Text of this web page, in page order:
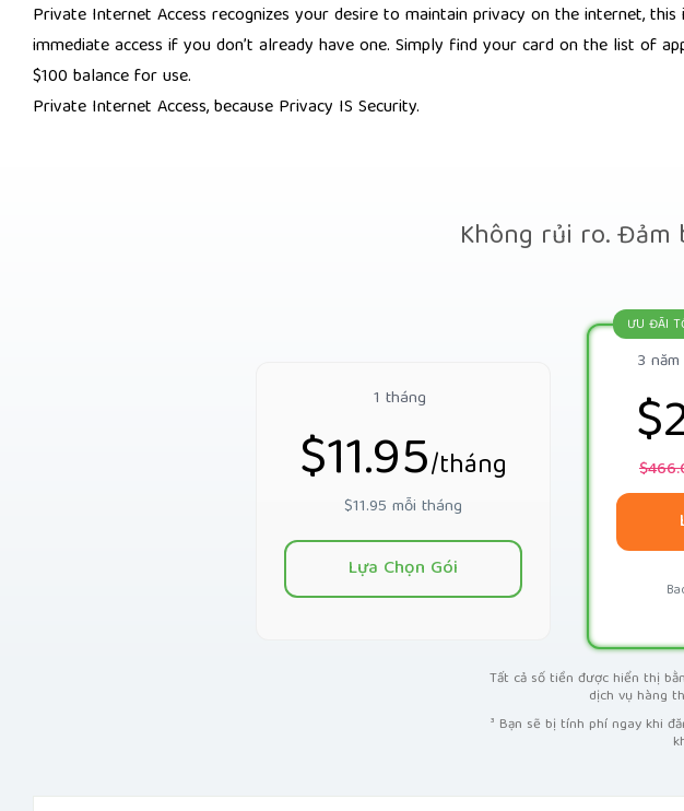
Private Internet Access recognizes your desire to maintain privacy on the internet,
immediate access if you don’t already have one. Simply find your card on the list
$100 balance for use.
Private Internet Access, because Privacy IS Security.
Không rủi ro.
1 tháng
$11.95/tháng
$11.95 mỗi tháng
Lựa Chọn Gói
ƯU ĐÃI
3
Tất cả số tiền được hiển thị
dịch vụ hàng
³ Bạn sẽ bị tính phí ngay khi